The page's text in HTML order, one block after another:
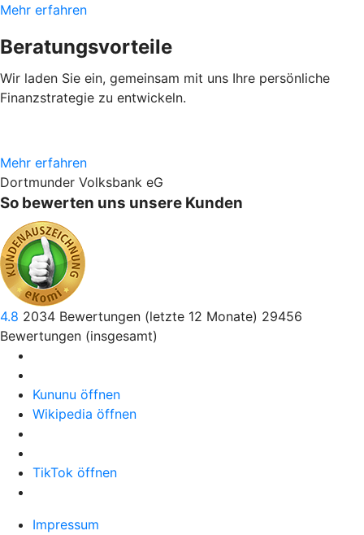
Mehr erfahren
Beratungsvorteile
Wir laden Sie ein, gemeinsam mit uns Ihre persönliche
Finanzstrategie zu entwickeln.
Mehr erfahren
Dortmunder Volksbank eG
So bewerten uns unsere Kunden
4.8 2034 Bewertungen (letzte 12 Monate) 29456
Bewertungen (insgesamt)
Kununu öffnen
Wikipedia öffnen
TikTok öffnen
Impressum